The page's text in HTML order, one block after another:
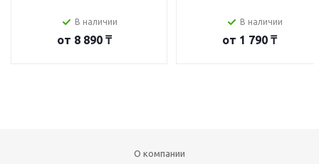
В наличии
от 8 890 ₸
В наличии
от 1 790 ₸
О компании